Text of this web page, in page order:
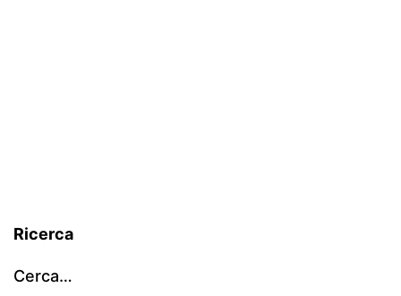
Ricerca
Cerca…